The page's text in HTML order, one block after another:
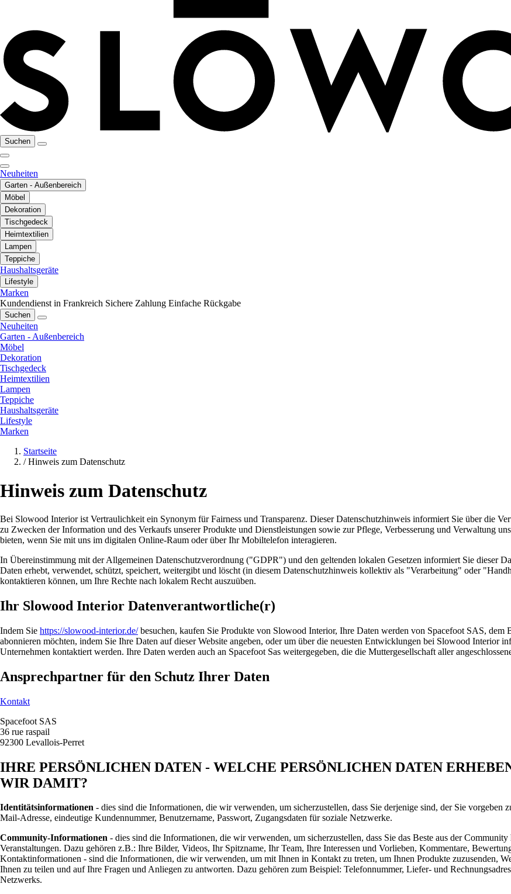
Suchen
Neuheiten
Garten - Außenbereich
Möbel
Dekoration
Tischgedeck
Heimtextilien
Lampen
Teppiche
Haushaltsgeräte
Lifestyle
Marken
Kundendienst in Frankreich Sichere Zahlung Einfache Rückgabe
Suchen
Neuheiten
Garten - Außenbereich
Möbel
Dekoration
Tischgedeck
Heimtextilien
Lampen
Teppiche
Haushaltsgeräte
Lifestyle
Marken
Startseite
/ Hinweis zum Datenschutz
Hinweis zum Datenschutz
Bei Slowood Interior ist Vertraulichkeit ein Synonym für Fairness und Transparenz. Dieser Datenschutzhinweis informiert Sie über die
zu Zwecken der Information und des Verkaufs unserer Produkte und Dienstleistungen sowie zur Pflege, Verbesserung und Verwaltung
bieten, wenn Sie mit uns im digitalen Online-Raum oder über Ihr Mobiltelefon interagieren.
In Übereinstimmung mit der Allgemeinen Datenschutzverordnung ("GDPR") und den geltenden lokalen Gesetzen informiert Sie dieser
Daten erhebt, verwendet, schützt, speichert, weitergibt und löscht (in diesem Datenschutzhinweis kollektiv als "Verarbeitung" oder
kontaktieren können, um Ihre Rechte nach lokalem Recht auszuüben.
Ihr Slowood Interior Datenverantwortliche(r)
Indem Sie https://slowood-interior.de/besuchen, kaufen Sie Produkte von Slowood Interior, Ihre Daten werden von Spacefoot SAS, dem
abonnieren möchten, indem Sie Ihre Daten auf dieser Website angeben, oder um über die neuesten Entwicklungen bei Slowood Interior
Unternehmen kontaktiert werden. Ihre Daten werden auch an Spacefoot Sas weitergegeben, die die Muttergesellschaft aller
Ansprechpartner für den Schutz Ihrer Daten
Kontakt
Spacefoot SAS
36 rue raspail
92300 Levallois-Perret
IHRE PERSÖNLICHEN DATEN - WELCHE PERSÖNLICHEN DATEN
WIR DAMIT?
Identitätsinformationen - dies sind die Informationen, die wir verwenden, um sicherzustellen, dass Sie derjenige sind, der Sie
Mail-Adresse, eindeutige Kundennummer, Benutzername, Passwort, Zugangsdaten für soziale Netzwerke.
Community-Informationen - dies sind die Informationen, die wir verwenden, um sicherzustellen, dass Sie das Beste aus der
Veranstaltungen. Dazu gehören z.B.: Ihre Bilder, Videos, Ihr Spitzname, Ihr Team, Ihre Interessen und Vorlieben, Kommentare,
Kontaktinformationen - sind die Informationen, die wir verwenden, um mit Ihnen in Kontakt zu treten, um Ihnen Produkte zuzusenden,
Ihnen zu teilen und auf Ihre Fragen und Anliegen zu antworten. Dazu gehören zum Beispiel: Telefonnummer, Liefer- und
Netzwerks.